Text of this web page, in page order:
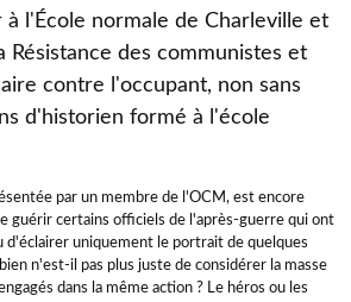
l'École normale de Charleville et
des communistes et
contre l'occupant, non sans
d'historien formé à l'école
par un membre de l'OCM, est encore
guérir certains officiels de l'après-guerre qui ont
d'éclairer uniquement le portrait de quelques
n'est-il pas plus juste de considérer la masse
dans la même action ? Le héros ou les